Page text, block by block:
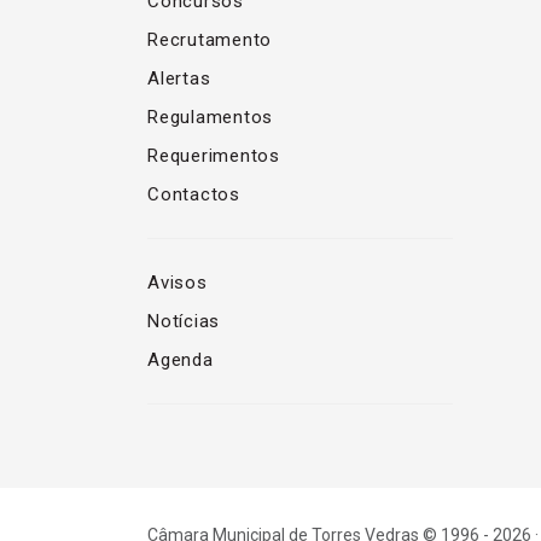
Recrutamento
Alertas
Regulamentos
Requerimentos
Contactos
Avisos
Notícias
Agenda
Câmara Municipal de Torres Vedras © 1996 - 2026